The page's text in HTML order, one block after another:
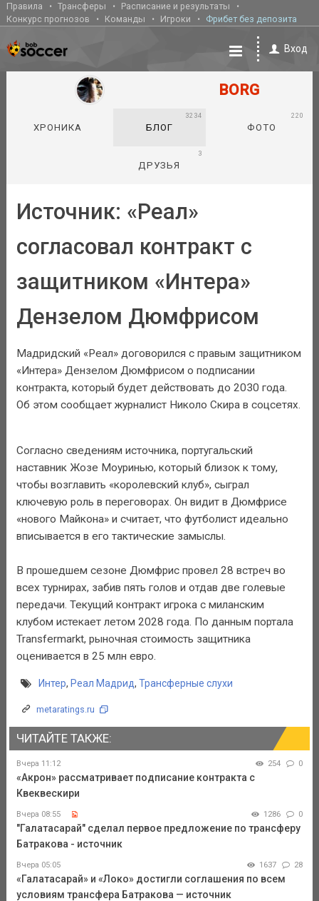
Правила Трансферы
Расписание и результаты
Конкурс прогнозов
Команды Игроки Фрибет без депозита
Вход
BORG
ХРОНИКА БЛОГ
3234
ФОТО
220
ДРУЗЬЯ
3
Источник: «Реал»
согласовал контракт с
защитником «Интера»
Дензелом Дюмфрисом
Мадридский «Реал» договорился с правым защитником
«Интера» Дензелом Дюмфрисом о подписании
контракта, который будет действовать до 2030 года.
Об этом сообщает журналист Николо Скира в соцсетях.
Согласно сведениям источника, португальский
наставник Жозе Моуринью, который близок к тому,
чтобы возглавить «королевский клуб», сыграл
ключевую роль в переговорах. Он видит в Дюмфрисе
«нового Майкона» и считает, что футболист идеально
вписывается в его тактические замыслы.
В прошедшем сезоне Дюмфрис провел 28 встреч во
всех турнирах, забив пять голов и отдав две голевые
передачи. Текущий контракт игрока с миланским
клубом истекает летом 2028 года. По данным портала
Transfermarkt, рыночная стоимость защитника
оценивается в 25 млн евро.
Интер, Реал Мадрид, Трансферные слухи
metaratings.ru
ЧИТАЙТЕ ТАКЖЕ:
Вчера 11:12 254 0
«Акрон» рассматривает подписание контракта с
Квеквескири
Вчера 08:55 1286 0
"Галатасарай" сделал первое предложение по трансферу
Батракова - источник
Вчера 05:05 1637 28
«Галатасарай» и «Локо» достигли соглашения по всем
условиям трансфера Батракова — источник